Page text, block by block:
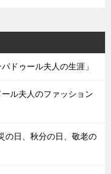
ドゥール夫人の生涯」
ル夫人のファッション
の日、秋分の日、敬老の